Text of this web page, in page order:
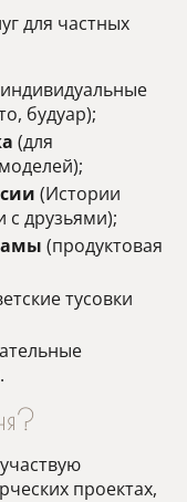
для частных
будуар);
(для
(Истории
друзьями);
(продуктовая
тусовки
проектах,